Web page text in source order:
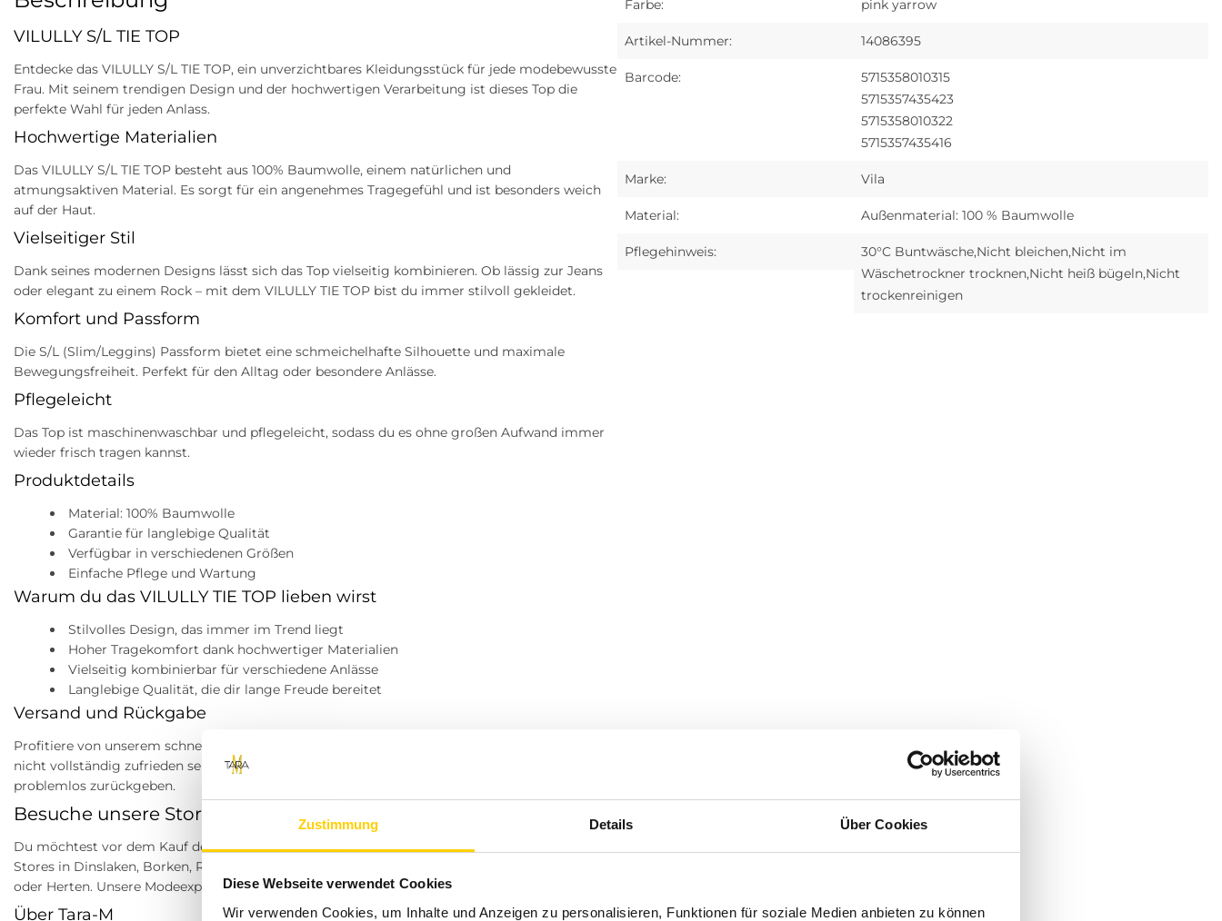
Zustimmung Details Über Cookies
Diese Webseite verwendet Cookies
Wir verwenden Cookies, um Inhalte und Anzeigen zu personalisieren, Funktionen für soziale Medien anbieten zu können
Farbe: pink yarrow
Artikel-Nummer: 14086395
Barcode:
5715358010315
5715357435423
5715358010322
5715357435416
Marke: Vila
Material: Außenmaterial: 100 % Baumwolle
Pflegehinweis:
30°C Buntwäsche,Nicht bleichen,Nicht im
Wäschetrockner trocknen,Nicht heiß bügeln,Nicht
trockenreinigen
VILULLY S/L TIE TOP
Entdecke das VILULLY S/L TIE TOP, ein unverzichtbares Kleidungsstück für jede modebewusste
Frau. Mit seinem trendigen Design und der hochwertigen Verarbeitung ist dieses Top die
perfekte Wahl für jeden Anlass.
Hochwertige Materialien
Das VILULLY S/L TIE TOP besteht aus 100% Baumwolle, einem natürlichen und
atmungsaktiven Material. Es sorgt für ein angenehmes Tragegefühl und ist besonders weich
auf der Haut.
Vielseitiger Stil
Dank seines modernen Designs lässt sich das Top vielseitig kombinieren. Ob lässig zur Jeans
oder elegant zu einem Rock – mit dem VILULLY TIE TOP bist du immer stilvoll gekleidet.
Komfort und Passform
Die S/L (Slim/Leggins) Passform bietet eine schmeichelhafte Silhouette und maximale
Bewegungsfreiheit. Perfekt für den Alltag oder besondere Anlässe.
Pflegeleicht
Das Top ist maschinenwaschbar und pflegeleicht, sodass du es ohne großen Aufwand immer
wieder frisch tragen kannst.
Produktdetails
Material: 100% Baumwolle
Garantie für langlebige Qualität
Verfügbar in verschiedenen Größen
Einfache Pflege und Wartung
Warum du das VILULLY TIE TOP lieben wirst
Stilvolles Design, das immer im Trend liegt
Hoher Tragekomfort dank hochwertiger Materialien
Vielseitig kombinierbar für verschiedene Anlässe
Langlebige Qualität, die dir lange Freude bereitet
Versand und Rückgabe
Profitiere von unserem schnellen Versand für nur 4,99 € innerhalb Deutschlands. Solltest du
nicht vollständig zufrieden sein, kannst du deine Artikel innerhalb von 30 Tagen nach Kauf
problemlos zurückgeben.
Besuche unsere Stores
Du möchtest vor dem Kauf deine Lieblingsartikel anprobieren? Besuche einen unserer Tara-M
Stores in Dinslaken, Borken, Rheine, Herne, Bocholt, Coesfeld, Datteln, Lüdinghausen, Marl
oder Herten. Unsere Modeexperten vor Ort beraten dich gerne!
Über Tara-M